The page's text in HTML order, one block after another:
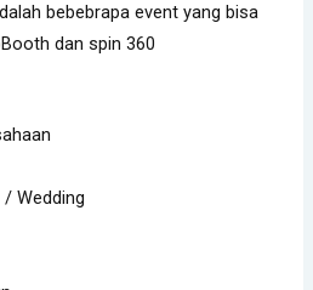
bebebrapa event yang bisa
dan spin 360
Wedding